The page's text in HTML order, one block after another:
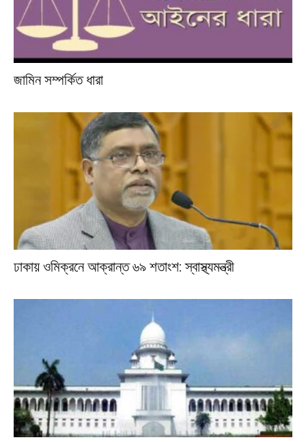
জামিন সম্পর্কিত ধারা
ঢাকায় ওমিক্রনে আক্রান্ত ৬৯ শতাংশ: স্বাস্থ্যমন্ত্রী